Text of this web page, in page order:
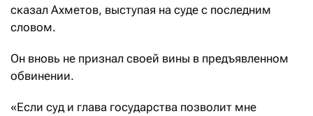
сказал Ахметов, выступая на суде с последним
словом.
Он вновь не признал своей вины в предъявленном
обвинении.
«Если суд и глава государства позволит мне